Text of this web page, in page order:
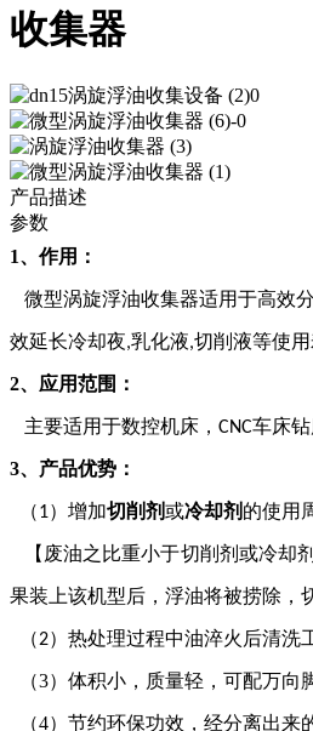
收集器
产品描述
参数
1、作用：
微型涡旋浮油收集器适用于高效
效延长冷却夜,乳化液,切削液等使
2、应用范围：
主要适用于数控机床， CNC车床
3、产品优势：
（1）增加切削剂或冷却剂 的使用
【 废油之比重小于切削剂或冷却
果装上该机型后，浮油将被捞除，
（2） 热处理过程中油淬火后清洗
（3）体积小，质量轻，可配万向
（4） 节约环保功效，经分离出来